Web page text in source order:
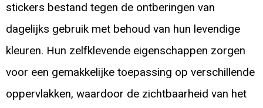
stickers bestand tegen de ontberingen van
dagelijks gebruik met behoud van hun levendige
kleuren. Hun zelfklevende eigenschappen zorgen
voor een gemakkelijke toepassing op verschillende
oppervlakken, waardoor de zichtbaarheid van het